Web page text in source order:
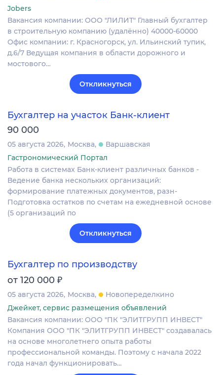
Jobers
Вакансия компании: ООО "ЛИЛИТ" Главный бухгалтер
в строительную компанию (удалённо) 40000-60000
Офис компании: г. Красногорск, ул. Ильинский тупик,
д.6/7 Ведущая компания в области дорожного и
мостового…
Откликнуться
Бухгалтер на участок Банк-клиент
90 000
05 августа 2026 Москва
Варшавская
Гастрономический Портал
Работа в системах Банк-клиент различных банков -
Ведение банка нескольких организаций:
формирование платежных документов, разн-
Подготовка остатков по счетам на ежедневной основе
(5 организаций по
Откликнуться
Бухгалтер по производству
от 120 000 ₽
05 августа 2026 Москва
Новопеределкино
Джейкет, сервис размещения объявлений
Вакансия компании: ООО "ПК "ЭЛИТГРУПП ИНВЕСТ"
Компания ООО "ПК "ЭЛИТГРУПП ИНВЕСТ" создавалась
на основе многолетнего опыта работы
профессиональной команды. Поэтому с начала 2022
года начал функционировать…